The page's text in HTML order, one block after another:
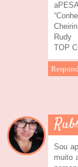
Rudy
TOP
Sou
muito